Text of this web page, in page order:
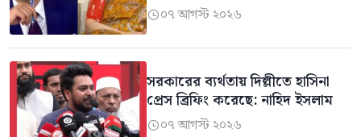
০৭ আগস্ট ২০২৬
সরকারের ব্যর্থতায় দিল্লীতে হাসিনা
প্রেস ব্রিফিং করেছে: নাহিদ ইসলাম
০৭ আগস্ট ২০২৬